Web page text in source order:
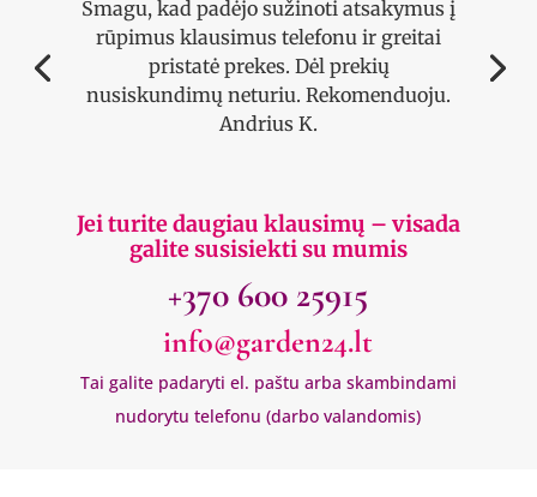
Smagu, kad padėjo sužinoti atsakymus į
rūpimus klausimus telefonu ir greitai
pristatė prekes. Dėl prekių
nusiskundimų neturiu. Rekomenduoju.
Andrius K.
Jei turite daugiau klausimų – visada
galite susisiekti su mumis
+370 600 25915
info@garden24.lt
Tai galite padaryti el. paštu arba skambindami
nudorytu telefonu (darbo valandomis)